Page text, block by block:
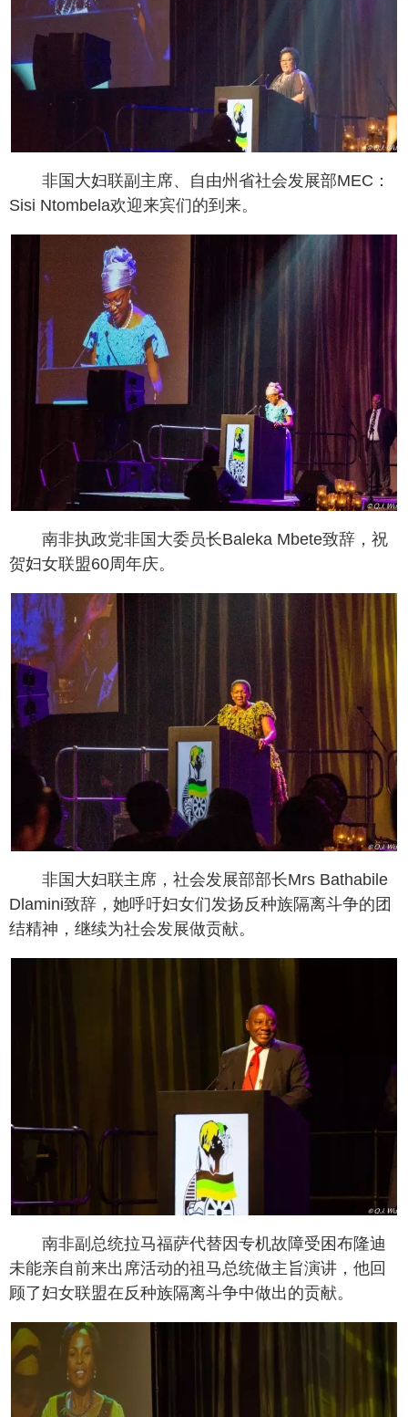
非国大妇联副主席、自由州省社会发展部MEC：
Sisi Ntombela欢迎来宾们的到来。
南非执政党非国大委员长Baleka Mbete致辞，祝
贺妇女联盟60周年庆。
非国大妇联主席，社会发展部部长Mrs Bathabile
Dlamini致辞，她呼吁妇女们发扬反种族隔离斗争的团
结精神，继续为社会发展做贡献。
南非副总统拉马福萨代替因专机故障受困布隆迪
未能亲自前来出席活动的祖马总统做主旨演讲，他回
顾了妇女联盟在反种族隔离斗争中做出的贡献。